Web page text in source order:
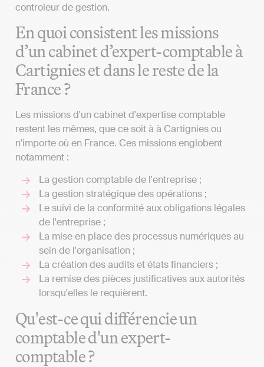
controleur de gestion.
En quoi consistent les missions
d’un cabinet d’expert-comptable à
Cartignies et dans le reste de la
France ?
Les missions d'un cabinet d'expertise comptable
restent les mêmes, que ce soit à à Cartignies ou
n'importe où en France. Ces missions englobent
notamment :
La gestion comptable de l'entreprise ;
La gestion stratégique des opérations ;
Le suivi de la conformité aux obligations légales
de l'entreprise ;
La mise en place des processus numériques au
sein de l'organisation ;
La création des audits et états financiers ;
La remise des pièces justificatives aux autorités
lorsqu'elles le requièrent.
Qu'est-ce qui différencie un
comptable d'un expert-
comptable ?